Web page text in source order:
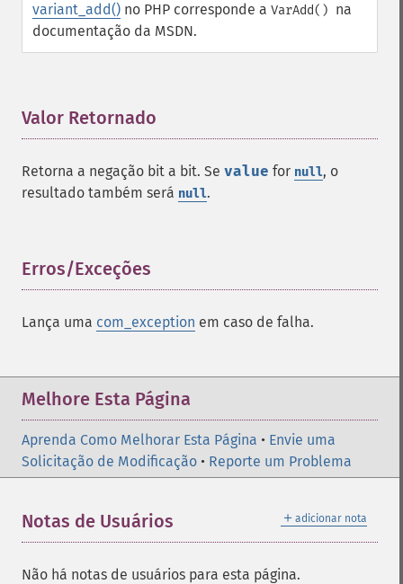
variant_add() no PHP corresponde a VarAdd() na
documentação da MSDN.
Valor Retornado
Retorna a negação bit a bit. Se value for null, o
resultado também será null.
Erros/Exceções
Lança uma com_exception em caso de falha.
Melhore Esta Página
Aprenda Como Melhorar Esta Página • Envie uma
Solicitação de Modificação • Reporte um Problema
＋ adicionar nota
Notas de Usuários
Não há notas de usuários para esta página.